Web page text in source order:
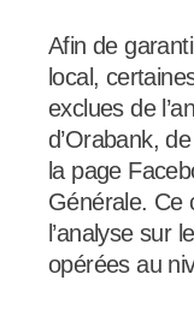
Afin de
local,
exclues de
d’Orabank,
la page
Générale. Ce
l’analyse sur
opérées au